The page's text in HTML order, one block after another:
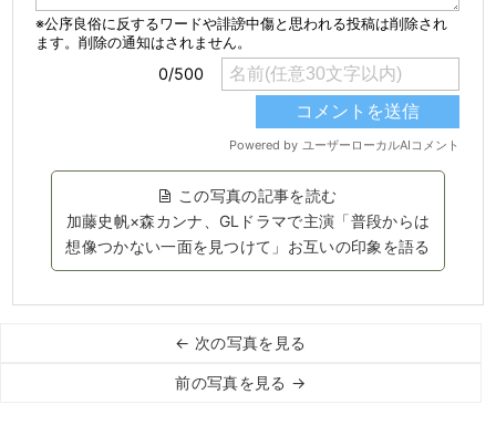
この写真の記事を読む
加藤史帆×森カンナ、GLドラマで主演「普段からは
想像つかない一面を見つけて」お互いの印象を語る
← 次の写真を見る
前の写真を見る →